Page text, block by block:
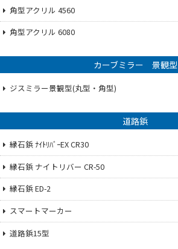
角型アクリル 4560
角型アクリル 6080
カーブミラー 景観型
ジスミラー景観型(丸型・角型)
道路鋲
縁石鋲 ﾅｲﾄﾘﾊﾞｰEX CR30
縁石鋲 ナイトリバー CR-50
縁石鋲 ED-2
スマートマーカー
道路鋲15型